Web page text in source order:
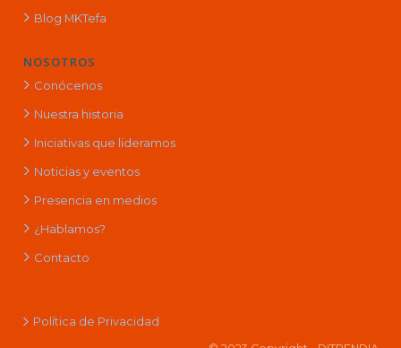
Blog MKTefa
NOSOTROS
Conócenos
Nuestra historia
Iniciativas que lideramos
Noticias y eventos
Presencia en medios
¿Hablamos?
Contacto
Política de Privacidad